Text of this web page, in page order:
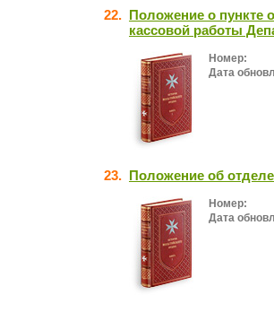
22. Положение о пункте
кассовой работы
Номер:
Дата
23. Положение об
Номер:
Дата